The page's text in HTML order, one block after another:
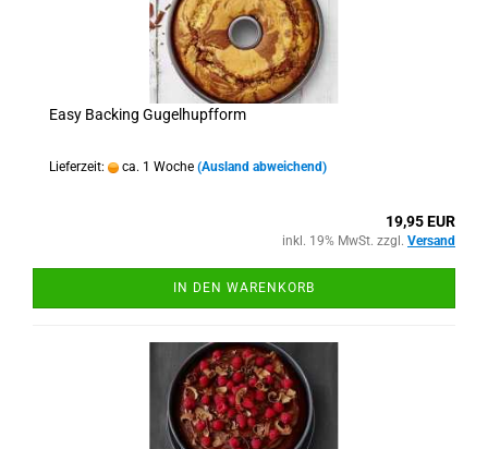
Easy Backing Gugelhupfform
Lieferzeit: ca. 1 Woche (Ausland abweichend)
19,95 EUR
inkl. 19% MwSt. zzgl. Versand
IN DEN WARENKORB